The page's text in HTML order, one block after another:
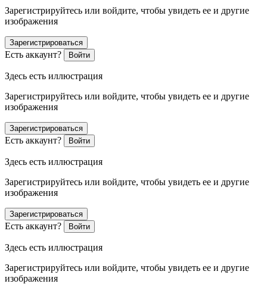
Зарегистрируйтесь или войдите, чтобы увидеть ее и другие
изображения
Зарегистрироваться
Есть аккаунт? Войти
Здесь есть иллюстрация
Зарегистрируйтесь или войдите, чтобы увидеть ее и другие
изображения
Зарегистрироваться
Есть аккаунт? Войти
Здесь есть иллюстрация
Зарегистрируйтесь или войдите, чтобы увидеть ее и другие
изображения
Зарегистрироваться
Есть аккаунт? Войти
Здесь есть иллюстрация
Зарегистрируйтесь или войдите, чтобы увидеть ее и другие
изображения